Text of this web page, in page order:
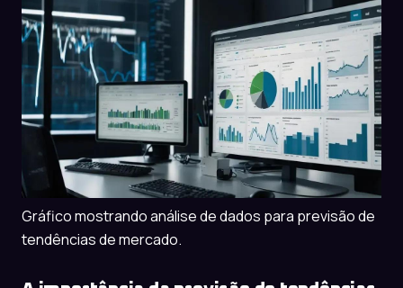
Gráfico mostrando análise de dados para previsão de
tendências de mercado.